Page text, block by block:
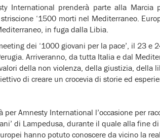
International prenderà parte alla Marcia
‘1500 morti nel Mediterraneo.
in fuga dalla Libia.
dei ‘1000 giovani per la pace’, il 23 e
Arriveranno, da tutta Italia e dal
della non violenza, della giustizia, della
di creare un crocevia di storie ed
per Amnesty International l’occasione per
di Lampedusa, durante il quale alla fine
hanno potuto conoscere da vicino la